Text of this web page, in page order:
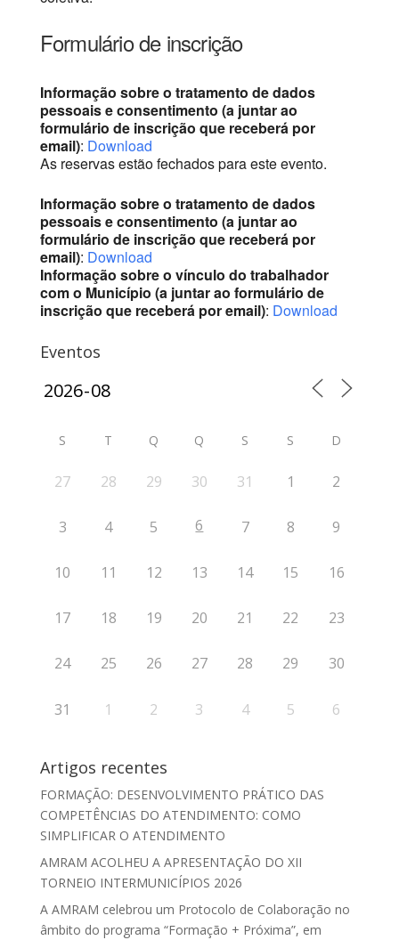
Formulário de inscrição
Informação sobre o tratamento de dados
pessoais e consentimento (a juntar ao
formulário de inscrição que receberá por
email): Download
As reservas estão fechados para este evento.
Informação sobre o tratamento de dados
pessoais e consentimento (a juntar ao
formulário de inscrição que receberá por
email): Download
Informação sobre o vínculo do trabalhador
com o Município (a juntar ao formulário de
inscrição que receberá por email): Download
Eventos
S T Q Q S S D
27 28 29 30 31 1 2
3 4 5 6 7 8 9
10 11 12 13 14 15 16
17 18 19 20 21 22 23
24 25 26 27 28 29 30
31 1 2 3 4 5 6
Artigos recentes
FORMAÇÃO: DESENVOLVIMENTO PRÁTICO DAS
COMPETÊNCIAS DO ATENDIMENTO: COMO
SIMPLIFICAR O ATENDIMENTO
AMRAM ACOLHEU A APRESENTAÇÃO DO XII
TORNEIO INTERMUNICÍPIOS 2026
A AMRAM celebrou um Protocolo de Colaboração no
âmbito do programa “Formação + Próxima”, em